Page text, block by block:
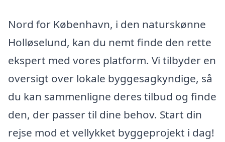
Nord for København, i den naturskønne
Holløselund, kan du nemt finde den rette
ekspert med vores platform. Vi tilbyder en
oversigt over lokale byggesagkyndige, så
du kan sammenligne deres tilbud og finde
den, der passer til dine behov. Start din
rejse mod et vellykket byggeprojekt i dag!